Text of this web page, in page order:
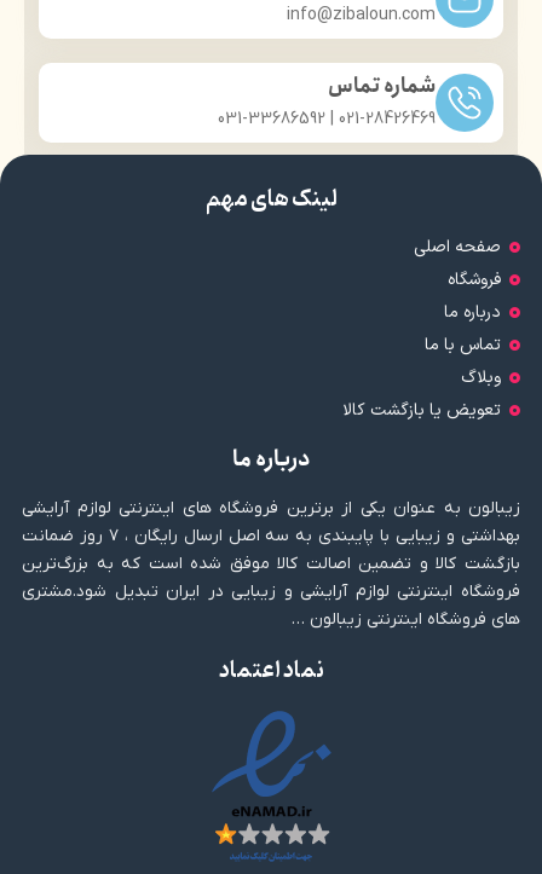
info@zibaloun.com
شماره تماس
021-28426469 | 031-33686592
لینک های مهم
صفحه اصلی
فروشگاه
درباره ما
تماس با ما
وبلاگ
تعویض یا بازگشت کالا
درباره ما
زیبالون به عنوان یکی از برترین فروشگاه های اینترنتی لوازم آرایشی
بهداشتی و زیبایی با پایبندی به سه اصل ارسال رایگان ، ۷ روز ضمانت
بازگشت کالا و تضمین اصالت کالا موفق شده است که به بزرگ‌ترین
فروشگاه اینترنتی لوازم آرایشی و زیبایی در ایران تبدیل شود.مشتری
های فروشگاه اینترنتی زیبالون …
نماد اعتماد